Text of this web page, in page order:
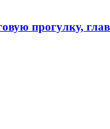
прогулку,